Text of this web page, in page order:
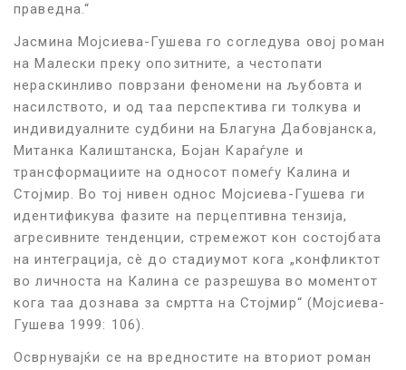
праведна.“
Јасмина Мојсиева-Гушева го согледува овој роман
на Малески преку опозитните, а честопати
нераскинливо поврзани феномени на љубовта и
насилството, и од таа перспектива ги толкува и
индивидуалните судбини на Благуна Дабовјанска,
Митанка Калиштанска, Бојан Караѓуле и
трансформациите на односот помеѓу Калина и
Стојмир. Во тој нивен однос Мојсиева-Гушева ги
идентификува фазите на перцептивна тензија,
агресивните тенденции, стремежот кон состојбата
на интеграција, сè до стадиумот кога „конфликтот
во личноста на Калина се разрешува во моментот
кога таа дознава за смртта на Стојмир“ (Мојсиева-
Гушева 1999: 106).
Осврнувајќи се на вредностите на вториот роман